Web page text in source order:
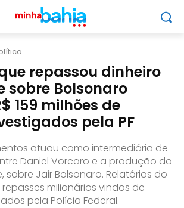
repassou dinheiro
sobre Bolsonaro
159 milhões de
pela PF
atuou como intermediária de
Daniel Vorcaro e a produção do
sobre Jair Bolsonaro. Relatórios do
milionários vindos de
pela Polícia Federal.